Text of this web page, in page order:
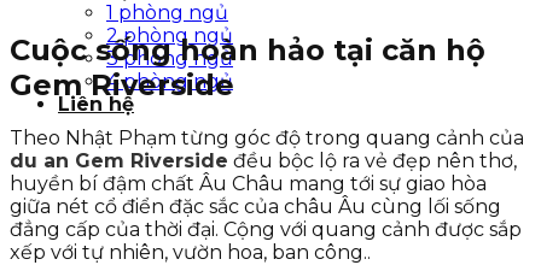
1 phòng ngủ
2 phòng ngủ
3 phòng ngủ
4 phòng ngủ
Liên hệ
Cuộc sống hoàn hảo tại căn hộ
Gem Riverside
Theo Nhật Phạm từng góc độ trong quang cảnh của
du an Gem Riverside đều bộc lộ ra vẻ đẹp nên thơ,
huyền bí đậm chất Âu Châu mang tới sự giao hòa
giữa nét cổ điển đặc sắc của châu Âu cùng lối sống
đẳng cấp của thời đại. Cộng với quang cảnh được sắp
xếp với tự nhiên, vườn hoa, ban công..